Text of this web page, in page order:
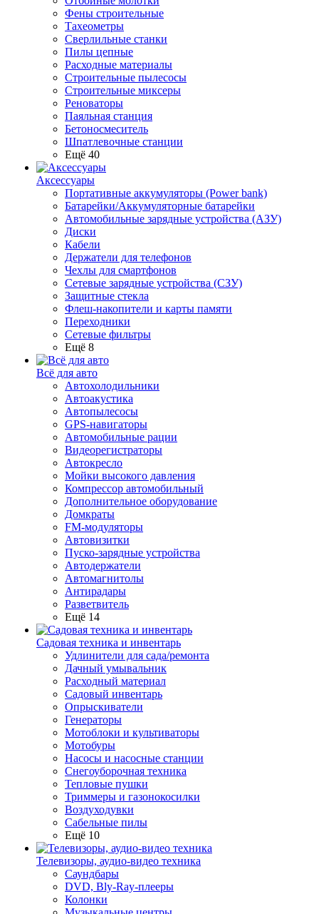
Фены строительные
Тахеометры
Сверлильные станки
Пилы цепные
Расходные материалы
Строительные пылесосы
Строительные миксеры
Реноваторы
Паяльная станция
Бетоносмеситель
Шпатлевочные станции
Ещё 40
Аксессуары
Портативные аккумуляторы (Power bank)
Батарейки/Аккумуляторные батарейки
Автомобильные зарядные устройства (АЗУ)
Диски
Кабели
Держатели для телефонов
Чехлы для смартфонов
Сетевые зарядные устройства (СЗУ)
Защитные стекла
Флеш-накопители и карты памяти
Переходники
Сетевые фильтры
Ещё 8
Всё для авто
Автохолодильники
Автоакустика
Автопылесосы
GPS-навигаторы
Автомобильные рации
Видеорегистраторы
Автокресло
Мойки высокого давления
Компрессор автомобильный
Дополнительное оборудование
Домкраты
FM-модуляторы
Автовизитки
Пуско-зарядные устройства
Автодержатели
Автомагнитолы
Антирадары
Разветвитель
Ещё 14
Садовая техника и инвентарь
Удлинители для сада/ремонта
Дачный умывальник
Расходный материал
Садовый инвентарь
Опрыскиватели
Генераторы
Мотоблоки и культиваторы
Мотобуры
Насосы и насосные станции
Снегоуборочная техника
Тепловые пушки
Триммеры и газонокосилки
Воздуходувки
Сабельные пилы
Ещё 10
Телевизоры, аудио-видео техника
Саундбары
DVD, Bly-Ray-плееры
Колонки